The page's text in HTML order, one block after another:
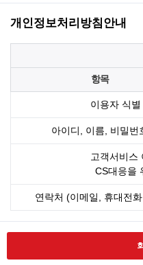
개인정보처리방침안내
항목
이용자 식
아이디, 이름, 비밀번
고객서비스
CS대응을
연락처 (이메일, 휴대전